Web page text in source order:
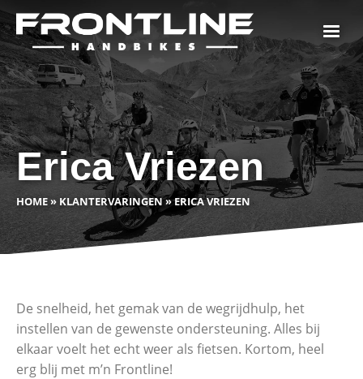
Erica Vriezen
HOME» KLANTERVARINGEN»ERICA VRIEZEN
De snelheid, het gemak van de wegrijdhulp, het
instellen van de gewenste ondersteuning. Alles bij
elkaar voelt het echt weer als fietsen. Kortom, heel
erg blij met m’n Frontline!